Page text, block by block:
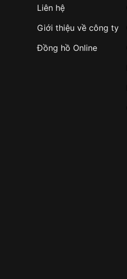
Liên hệ
Giới thiệu về công ty
Đồng hồ Online